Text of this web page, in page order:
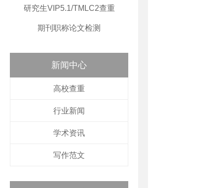
研究生VIP5.1/TMLC2查重
期刊职称论文检测
新闻中心
高校查重
行业新闻
学术资讯
写作范文